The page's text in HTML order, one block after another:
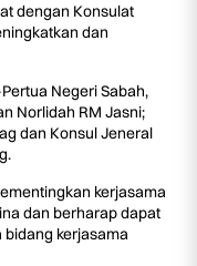
dengan Konsulat
dan
Negeri Sabah,
Norlidah RM Jasni;
dan Konsul Jeneral
kerjasama
dan berharap dapat
kerjasama